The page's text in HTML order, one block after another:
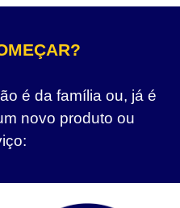
é da família ou, já é
novo produto ou